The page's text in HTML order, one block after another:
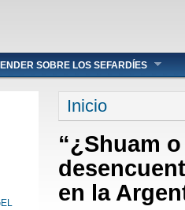
SOBRE LOS SEFARDÍES
Se encuentra
Inicio
“¿Shuam
en la